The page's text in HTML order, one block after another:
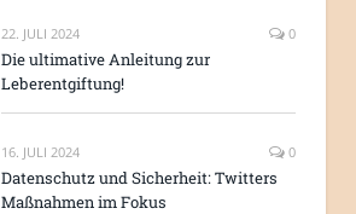
22. JULI 2024 0
Die ultimative Anleitung zur
Leberentgiftung!
16. JULI 2024 0
Datenschutz und Sicherheit: Twitters
Maßnahmen im Fokus